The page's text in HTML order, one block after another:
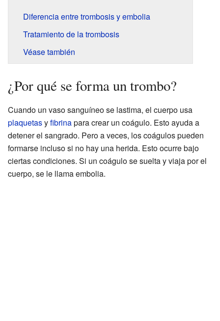
Diferencia entre trombosis y embolia
Tratamiento de la trombosis
Véase también
¿Por qué se forma un trombo?
Cuando un vaso sanguíneo se lastima, el cuerpo usa
plaquetasyfibrinapara crear un coágulo. Esto ayuda a
detener el sangrado. Pero a veces, los coágulos pueden
formarse incluso si no hay una herida. Esto ocurre bajo
ciertas condiciones. Si un coágulo se suelta y viaja por el
cuerpo, se le llama embolia.